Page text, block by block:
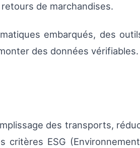
de marchandises.
embarqués, des
des données vérifiables.
des transports,
ESG